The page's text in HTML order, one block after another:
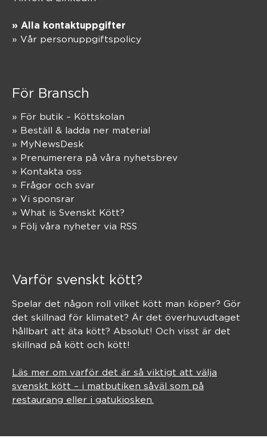
» Alla kontaktuppgifter
» Vår personuppgiftspolicy
För Bransch
» För butik – Köttskolan
» Beställ & ladda ner material
» MyNewsDesk
» Prenumerera på våra nyhetsbrev
» Kontakta oss
» Frågor och svar
» Vi sponsrar
» What is Svenskt Kött?
» Följ våra nyheter via RSS
Varför svenskt kött?
Spelar det någon roll vilket kött man köper? Gör
det skillnad för klimatet? Är det överhuvudtaget
hållbart att äta kött? Absolut! Och visst är det
skillnad på kött och kött!
Läs mer om varför det är så viktigt att välja
svenskt kött – i matbutiken såväl som på
restaurang eller i gatukiosken.